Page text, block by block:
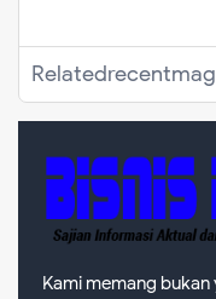
Relatedrecentmag
Kami memang